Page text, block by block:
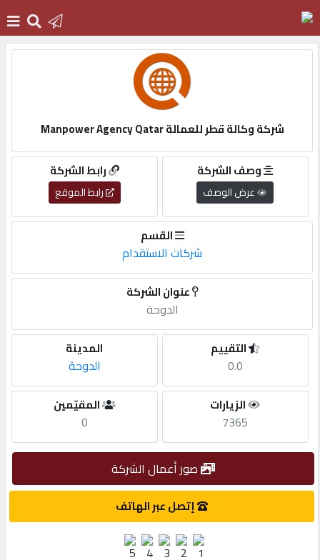
دخول
التسجيل
English
أضف
طلب
شركة وكالة قطر للعمالة Manpower Agency Qatar
رابط الشركة
رابط الموقع
وصف الشركة
عرض الوصف
القسم
شركات الاستقدام
عنوان الشركة
الدوحة
المدينة
الدوحة
التقييم
0.0
المقيّمين
0
الزيارات
7365
صور أعمال الشركة
إتصل عبر الهاتف